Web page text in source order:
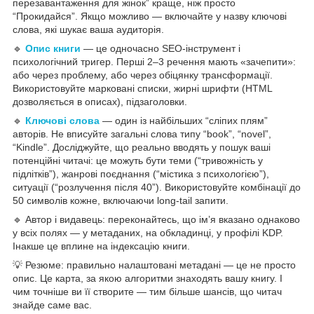
перезавантаження для жінок” краще, ніж просто
“Прокидайся”. Якщо можливо — включайте у назву ключові
слова, які шукає ваша аудиторія.
🔹 Опис книги — це одночасно SEO-інструмент і
психологічний тригер. Перші 2–3 речення мають «зачепити»:
або через проблему, або через обіцянку трансформації.
Використовуйте марковані списки, жирні шрифти (HTML
дозволяється в описах), підзаголовки.
🔹 Ключові слова — один із найбільших “сліпих плям”
авторів. Не вписуйте загальні слова типу “book”, “novel”,
“Kindle”. Досліджуйте, що реально вводять у пошук ваші
потенційні читачі: це можуть бути теми (“тривожність у
підлітків”), жанрові поєднання (“містика з психологією”),
ситуації (“розлучення після 40”). Використовуйте комбінації до
50 символів кожне, включаючи long-tail запити.
🔹 Автор і видавець: переконайтесь, що ім’я вказано однаково
у всіх полях — у метаданих, на обкладинці, у профілі KDP.
Інакше це вплине на індексацію книги.
💡 Резюме: правильно налаштовані метадані — це не просто
опис. Це карта, за якою алгоритми знаходять вашу книгу. І
чим точніше ви її створите — тим більше шансів, що читач
знайде саме вас.